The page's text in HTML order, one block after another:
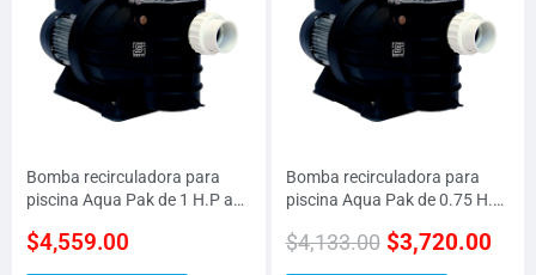
Bomba recirculadora para
piscina Aqua Pak de 1 H.P a
$4,559.00
Bomba recirculadora para
piscina Aqua Pak de 0.75 H.P
$4,133.00 $3,720.00